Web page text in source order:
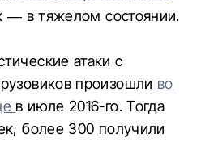
— в тяжелом состоянии.
атаки с
произошли во
в июле 2016-го. Тогда
более 300 получили